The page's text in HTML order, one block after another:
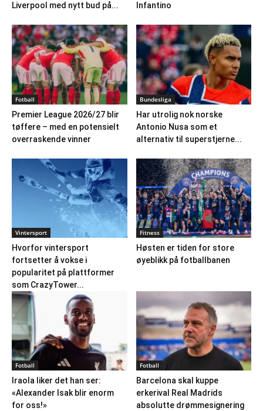
Liverpool med nytt bud på...
Infantino
Fotball
Premier League 2026/27 blir
tøffere – med en potensielt
overraskende vinner
Bundesliga
Har utrolig nok norske
Antonio Nusa som et
alternativ til superstjerne...
Vintersport
Hvorfor vintersport
fortsetter å vokse i
popularitet på plattformer
som CrazyTower...
Fitness
Høsten er tiden for store
øyeblikk på fotballbanen
Fotball
Iraola liker det han ser:
«Alexander Isak blir enorm
for oss!»
Fotball
Barcelona skal kuppe
erkerival Real Madrids
absolutte drømmesignering